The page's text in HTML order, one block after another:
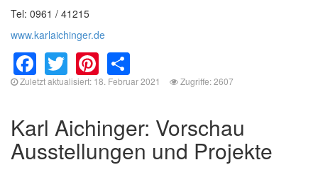
Tel: 0961 / 41215
www.karlaichinger.de
Facebook
TwitterPinterest
Zuletzt aktualisiert: 18. Februar 2021 Zugriffe: 2607
Karl Aichinger: Vorschau
Ausstellungen und Projekte